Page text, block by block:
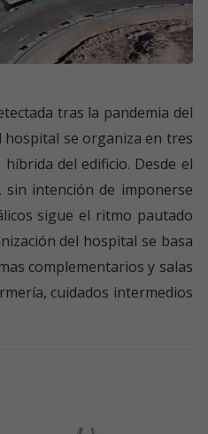
tras la pandemia del
hospital se organiza en tres
del edificio. Desde el
intención de imponerse
sigue el ritmo pautado
del hospital se basa
complementarios y salas
cuidados intermedios